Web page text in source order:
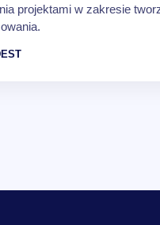
projektami w zakresie